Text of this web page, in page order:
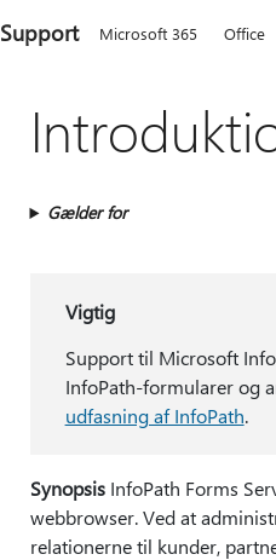
Support Microsoft 365 Office
Gælder for
Vigtig
Support til Microsoft
InfoPath-formularer og
udfasning af InfoPath.
SynopsisInfoPath Forms
webbrowser. Ved at
relationerne til kunder,